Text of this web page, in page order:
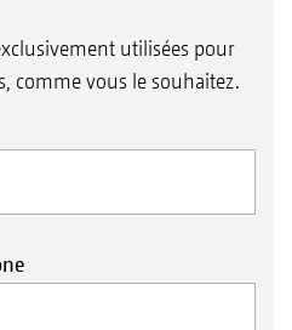
utilisées pour
comme vous le souhaitez.